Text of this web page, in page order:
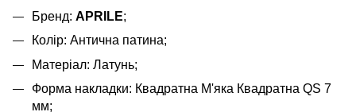
Бренд: APRILE;
Колір: Антична патина;
Матеріал: Латунь;
Форма накладки: Квадратна М'яка Квадратна QS 7
мм;